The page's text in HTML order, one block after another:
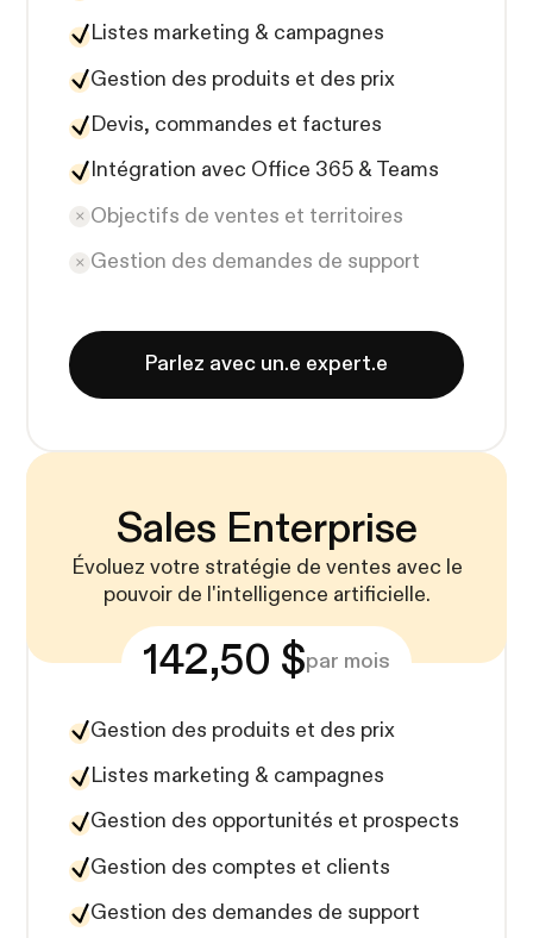
Listes marketing & campagnes
Gestion des produits et des prix
Devis, commandes et factures
Intégration avec Office 365 & Teams
Objectifs de ventes et territoires
Gestion des demandes de support
Parlez avec un.e expert.e
Sales Enterprise
Évoluez votre stratégie de ventes avec le
pouvoir de l'intelligence artificielle.
142,50 $par mois
Gestion des produits et des prix
Listes marketing & campagnes
Gestion des opportunités et prospects
Gestion des comptes et clients
Gestion des demandes de support